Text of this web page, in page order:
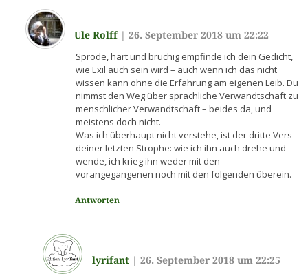
Ule Rolff|26. September 2018 um 22:22
Spröde, hart und brüchig empfinde ich dein Gedicht,
wie Exil auch sein wird – auch wenn ich das nicht
wissen kann ohne die Erfahrung am eigenen Leib. Du
nimmst den Weg über sprachliche Verwandtschaft zu
menschlicher Verwandtschaft – beides da, und
meistens doch nicht.
Was ich überhaupt nicht verstehe, ist der dritte Vers
deiner letzten Strophe: wie ich ihn auch drehe und
wende, ich krieg ihn weder mit den
vorangegangenen noch mit den folgenden überein.
Antworten
lyrifant| 26. September 2018 um 22:25